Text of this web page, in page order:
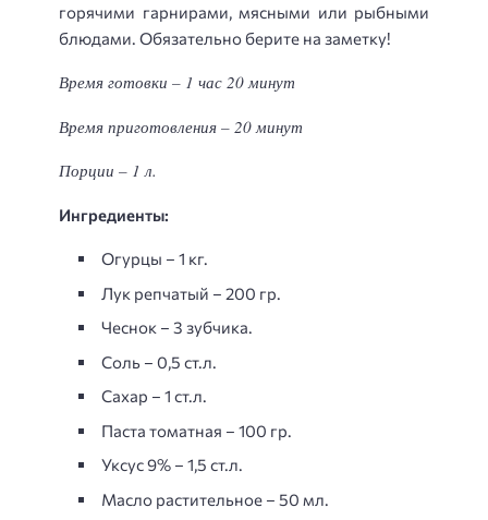
горячими гарнирами, мясными или рыбными
блюдами. Обязательно берите на заметку!
Время готовки – 1 час 20 минут
Время приготовления – 20 минут
Порции – 1 л.
Ингредиенты:
Огурцы – 1 кг.
Лук репчатый – 200 гр.
Чеснок – 3 зубчика.
Соль – 0,5 ст.л.
Сахар – 1 ст.л.
Паста томатная – 100 гр.
Уксус 9% – 1,5 ст.л.
Масло растительное – 50 мл.